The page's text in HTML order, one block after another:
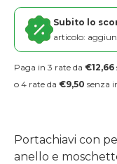
Subito lo
articolo:
Paga in 3 rate da €12,66
o 4 rate da €9,50 senza
Portachiavi con
anello e